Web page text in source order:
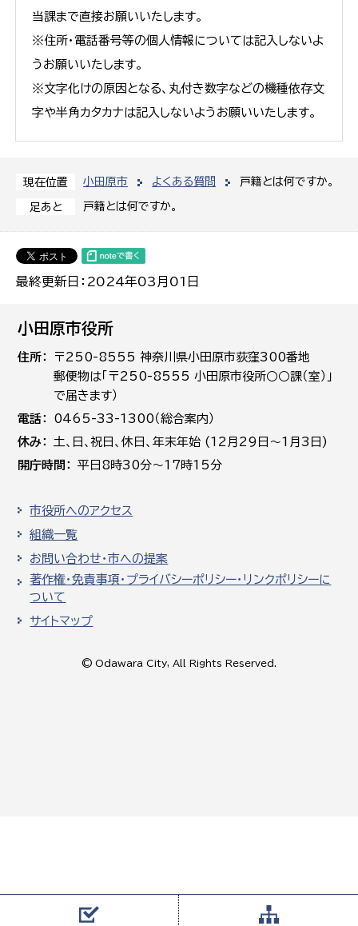
現在位置 小田原市 よくある質問 戸籍とは何ですか。
足あと 戸籍とは何ですか。
最終更新日：2024年03月01日
当課まで直接お願いいたします。
※住所・電話番号等の個人情報については記入しないよ
うお願いいたします。
※文字化けの原因となる、丸付き数字などの機種依存文
字や半角カタカナは記入しないようお願いいたします。
小田原市役所
住所
〒250-8555 神奈川県小田原市荻窪300番地
郵便物は「〒250-8555 小田原市役所○○課（室）」
で届きます）
電話
0465-33-1300（総合案内）
休み
土､日､祝日、休日、年末年始 (12月29日～1月3日)
開庁時間
平日8時30分～17時15分
市役所へのアクセス
組織一覧
お問い合わせ・市への提案
著作権・免責事項・プライバシーポリシー・リンクポリシーに
ついて
サイトマップ
© Odawara City, All Rights Reserved.